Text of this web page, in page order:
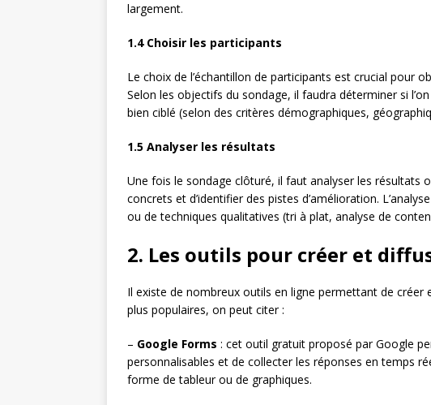
largement.
1.4 Choisir les participants
Le choix de l’échantillon de participants est crucial pour
Selon les objectifs du sondage, il faudra déterminer si
bien ciblé (selon des critères démographiques,
1.5 Analyser les résultats
Une fois le sondage clôturé, il faut analyser les résultats
concrets et d’identifier des pistes d’amélioration.
ou de techniques qualitatives (tri à plat, analyse de
2. Les outils pour créer et
Il existe de nombreux outils en ligne permettant de créer
plus populaires, on peut citer :
– Google Forms : cet outil gratuit proposé par Google
personnalisables et de collecter les réponses en temps
forme de tableur ou de graphiques.